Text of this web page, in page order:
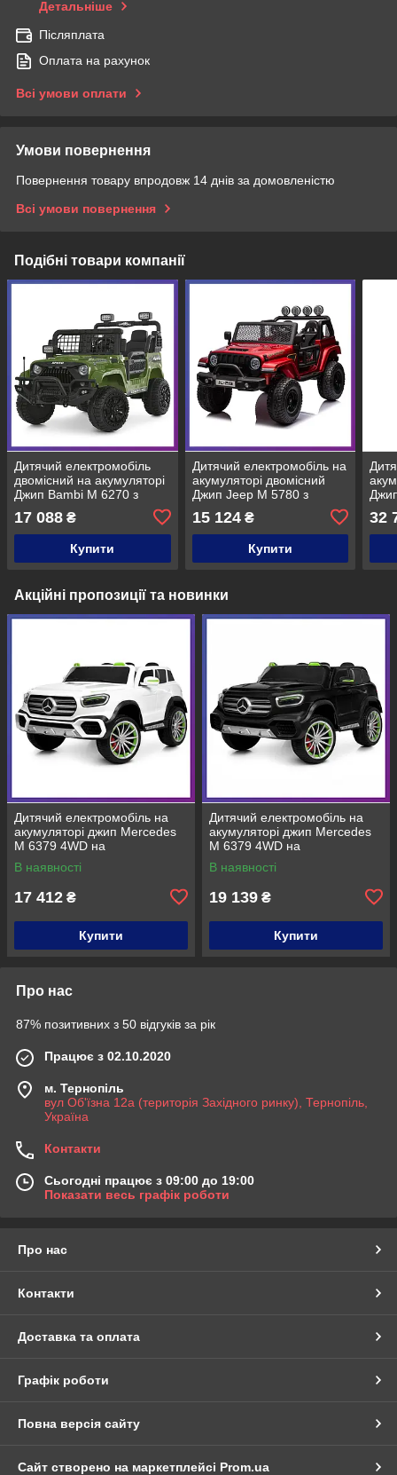
Детальніше
Післяплата
Оплата на рахунок
Всі умови оплати
Умови повернення
Повернення товару впродовж 14 днів за домовленістю
Всі умови повернення
Подібні товари компанії
Дитячий електромобіль
двомісний на акумуляторі
Джип Bambi M 6270 з
пультом р/у для дітей 3-8
років Хакі
17 088 ₴
Купити
Дитячий електромобіль на
акумуляторі двомісний
Джип Jeep M 5780 з
пультом р/у для дітей 3-8
років Червоний
15 124₴
Купити
32
Акційні пропозиції та новинки
Дитячий електромобіль на
акумуляторі джип Mercedes
M 6379 4WD на
радіокеруванні для дітей 3-8
років Білий
В наявності
17 412 ₴
Купити
Дитячий електромобіль на
акумуляторі джип Mercedes
M 6379 4WD на
радіокеруванні для дітей 3-8
років Чорний фарбований
В наявності
19 139 ₴
Купити
Про нас
87% позитивних з 50 відгуків за рік
Працює з 02.10.2020
м. Тернопіль
вул Об'їзна 12а (територія Західного ринку), Тернопіль,
Україна
Контакти
Сьогодні працює з 09:00 до 19:00
Показати весь графік роботи
Про нас
Контакти
Доставка та оплата
Графік роботи
Повна версія сайту
Сайт створено на маркетплейсі Prom.ua